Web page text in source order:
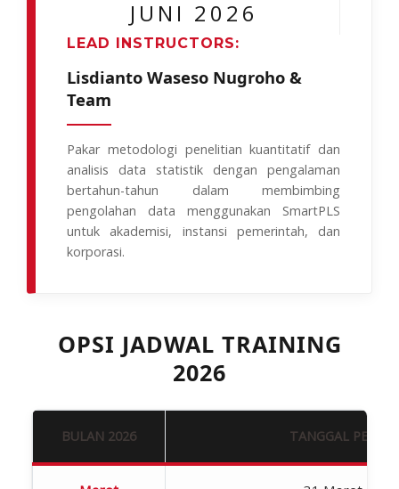
JUNI 2026
LEAD INSTRUCTORS:
Lisdianto Waseso Nugroho &
Team
Pakar metodologi penelitian kuantitatif dan
analisis data statistik dengan pengalaman
bertahun-tahun dalam membimbing
pengolahan data menggunakan SmartPLS
untuk akademisi, instansi pemerintah, dan
korporasi.
OPSI JADWAL TRAINING
2026
BULAN 2026 TANGGAL